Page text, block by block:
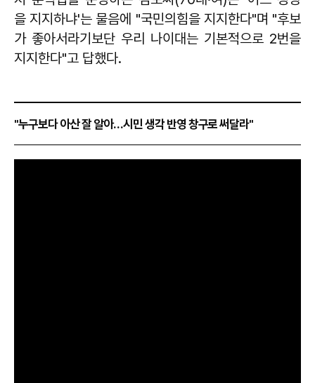
을 지지하냐'는 물음에 "국민의힘을 지지한다"며 "후보
가 좋아서라기보단 우리 나이대는 기본적으로 2번을
지지한다"고 답했다.
"누구보다 아산 잘 알아…시민 생각 반영 창구로 써달라"